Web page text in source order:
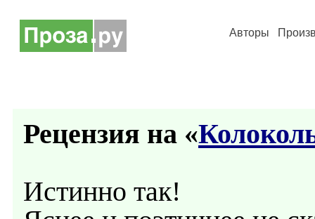
Авторы
Рецензия на «
Истинно так!